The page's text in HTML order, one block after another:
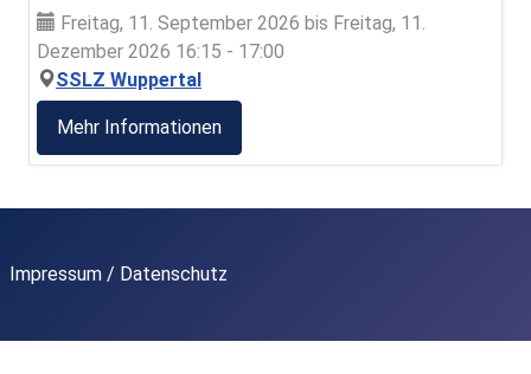
Freitag, 11. September 2026 bis Freitag, 11.
Dezember 2026 16:15 - 17:00
SSLZ Wuppertal
Mehr Informationen
Impressum / Datenschutz